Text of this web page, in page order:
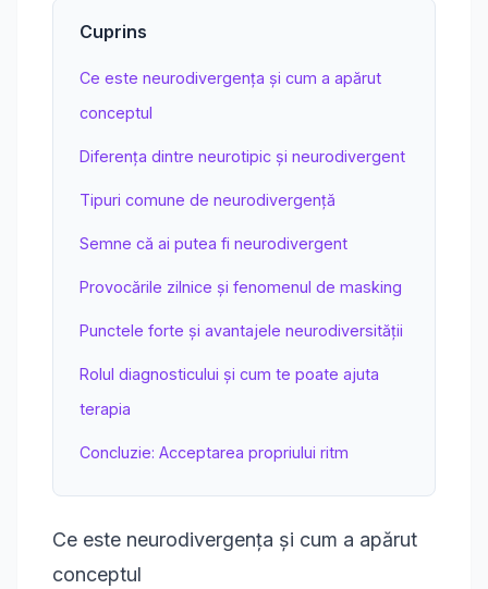
Cuprins
Ce este neurodivergența și cum a apărut
conceptul
Diferența dintre neurotipic și neurodivergent
Tipuri comune de neurodivergență
Semne că ai putea fi neurodivergent
Provocările zilnice și fenomenul de masking
Punctele forte și avantajele neurodiversității
Rolul diagnosticului și cum te poate ajuta
terapia
Concluzie: Acceptarea propriului ritm
Ce este neurodivergența și cum a apărut
conceptul